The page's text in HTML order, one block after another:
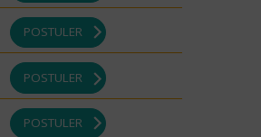
POSTULER
POSTULER
POSTULER